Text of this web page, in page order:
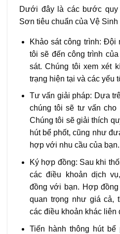
Dưới đây là các bước quy
Sơn tiêu chuẩn của Vệ
Khảo sát công trình: Đội
tôi sẽ đến công trình
sát. Chúng tôi xem xét
trạng hiện tại và các yếu
Tư vấn giải pháp: Dựa
chúng tôi sẽ tư vấn cho
Chúng tôi sẽ giải thích
hút bể phốt, cũng như
hợp với nhu cầu của bạn.
Ký hợp đồng: Sau khi
các điều khoản dịch
đồng với bạn. Hợp
quan trọng như giá cả,
các điều khoản khác liên
Tiến hành thông hút